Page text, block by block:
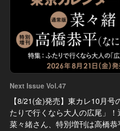
Next Issue Vol.47
【8/21(金)発売】東カレ10月号
たりで行くなら大人の広尾」！
菜々緒さん、特別増刊は高橋恭